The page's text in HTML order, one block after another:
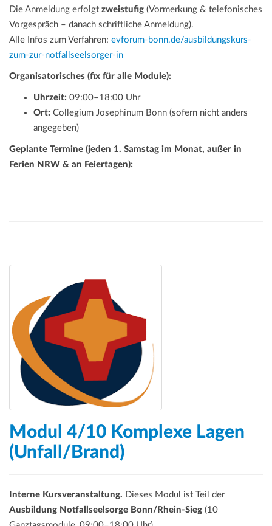
Die Anmeldung erfolgt zweistufig (Vormerkung & telefonisches
Vorgespräch – danach schriftliche Anmeldung).
Alle Infos zum Verfahren: evforum-bonn.de/ausbildungskurs-
zum-zur-notfallseelsorger-in
Organisatorisches (fix für alle Module):
Uhrzeit: 09:00–18:00 Uhr
Ort: Collegium Josephinum Bonn (sofern nicht anders
angegeben)
Geplante Termine (jeden 1. Samstag im Monat, außer in
Ferien NRW & an Feiertagen):
Modul 4/10 Komplexe Lagen
(Unfall/Brand)
Interne Kursveranstaltung. Dieses Modul ist Teil der
Ausbildung Notfallseelsorge Bonn/Rhein-Sieg (10